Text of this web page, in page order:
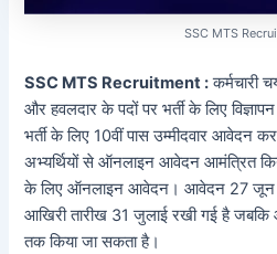
SSC MTS
SSC MTS Recruitment :कर्मचारी
और हवलदार के पदों पर भर्ती के लिए
भर्ती के लिए 10वीं पास उम्मीदवार आवेदन
अभ्यर्थियों से ऑनलाइन आवेदन आमंत्रित
के लिए ऑनलाइन आवेदन। आवेदन 27
आखिरी तारीख 31 जुलाई रखी गई है
तक किया जा सकता है।